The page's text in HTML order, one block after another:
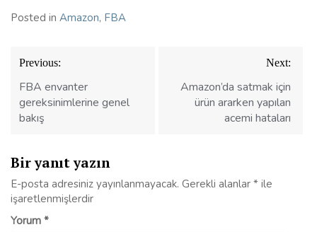
Posted in Amazon, FBA
Yazı
gezinmesi
Previous:
FBA envanter
gereksinimlerine genel
bakış
Next:
Amazon’da satmak için
ürün ararken yapılan
acemi hataları
Bir yanıt yazın
E-posta adresiniz yayınlanmayacak. Gerekli alanlar * ile
işaretlenmişlerdir
Yorum *